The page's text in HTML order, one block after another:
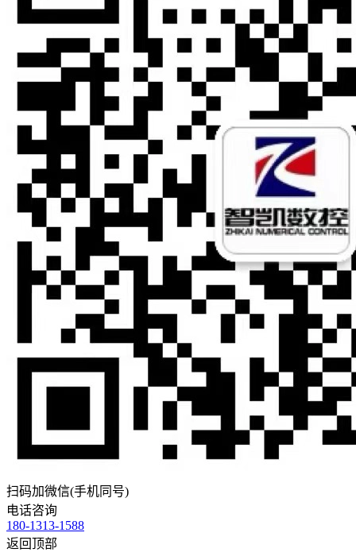
扫码加微信(手机同号)
电话咨询
180-1313-1588
返回顶部